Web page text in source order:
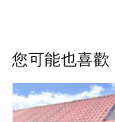
您可能也喜歡